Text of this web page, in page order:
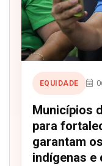
EQUIDADE
Municípios
para
garantam
indígenas e